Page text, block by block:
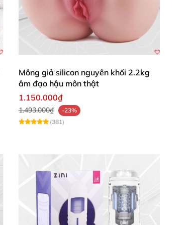
Mông giả silicon nguyên khối 2.2kg
âm đạo hậu môn thật
1.150.000₫
1.493.000₫
-23%
(381)